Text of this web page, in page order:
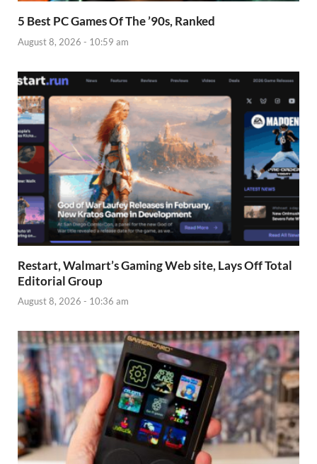
5 Best PC Games Of The ’90s, Ranked
August 8, 2026 - 10:59 am
Restart, Walmart’s Gaming Web site, Lays Off Total
Editorial Group
August 8, 2026 - 10:36 am